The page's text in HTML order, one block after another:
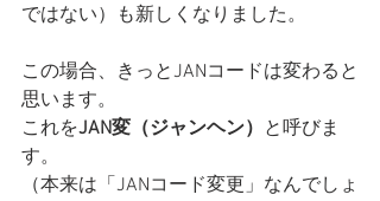
ではない）も新しくなりました。
この場合、きっとJANコードは変わる と
思います。
これをJAN変（ジャンヘン） と呼びま
す。
（本来は 「JANコード変更」 なんでしょ